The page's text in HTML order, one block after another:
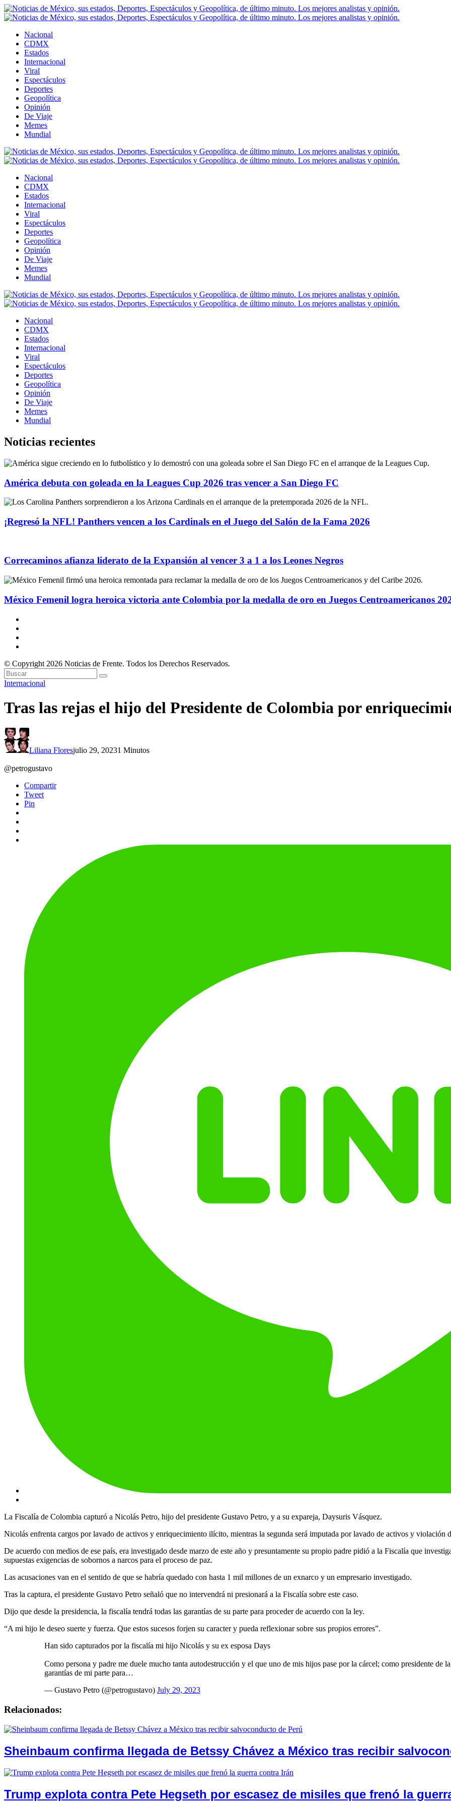
Nacional
CDMX
Estados
Internacional
Viral
Espectáculos
Deportes
Geopolítica
Opinión
De Viaje
Memes
Mundial
Nacional
CDMX
Estados
Internacional
Viral
Espectáculos
Deportes
Geopolítica
Opinión
De Viaje
Memes
Mundial
Nacional
CDMX
Estados
Internacional
Viral
Espectáculos
Deportes
Geopolítica
Opinión
De Viaje
Memes
Mundial
Noticias recientes
América debuta con goleada en la Leagues Cup 2026 tras vencer a San Diego FC
¡Regresó la NFL! Panthers vencen a los Cardinals en el Juego del Salón de la Fama 2026
Correcaminos afianza liderato de la Expansión al vencer 3 a 1 a los Leones Negros
México Femenil logra heroica victoria ante Colombia por la medalla de oro en Juegos Centroamericanos
© Copyright 2026 Noticias de Frente. Todos los Derechos Reservados.
Internacional
Tras las rejas el hijo del Presidente de Colombia por
Liliana Floresjulio 29, 20231 Minutos
@petrogustavo
Compartir
Tweet
Pin
La Fiscalía de Colombia capturó a Nicolás Petro, hijo del presidente Gustavo Petro, y a su expareja, Daysuris Vásquez.
Nicolás enfrenta cargos por lavado de activos y enriquecimiento ilícito, mientras la segunda será imputada por lavado de activos y violación
De acuerdo con medios de ese país, era investigado desde marzo de este año y presuntamente su propio padre pidió a la Fiscalía que
supuestas exigencias de sobornos a narcos para el proceso de paz.
Las acusaciones van en el sentido de que se habría quedado con hasta 1 mil millones de un exnarco y un empresario investigado.
Tras la captura, el presidente Gustavo Petro señaló que no intervendrá ni presionará a la Fiscalía sobre este caso.
Dijo que desde la presidencia, la fiscalía tendrá todas las garantías de su parte para proceder de acuerdo con la ley.
“A mi hijo le deseo suerte y fuerza. Que estos sucesos forjen su caracter y pueda reflexionar sobre sus propios errores”.
Han sido capturados por la fiscalía mi hijo Nicolás y su ex esposa Days
Como persona y padre me duele mucho tanta autodestrucción y el que uno de mis hijos pase por la cárcel; como presidente de
garantías de mi parte para…
— Gustavo Petro (@petrogustavo) July 29, 2023
Relacionados:
Sheinbaum confirma llegada de Betssy Chávez a México tras recibir
Trump explota contra Pete Hegseth por escasez de misiles que frenó la